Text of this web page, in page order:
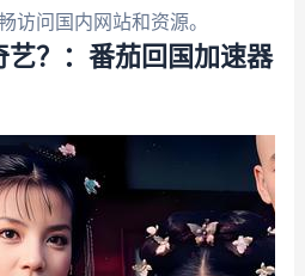
访问国内网站和资源。
艺？：番茄回国加速器